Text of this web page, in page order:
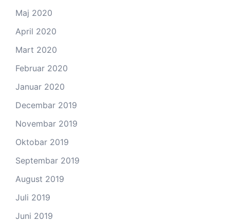
Maj 2020
April 2020
Mart 2020
Februar 2020
Januar 2020
Decembar 2019
Novembar 2019
Oktobar 2019
Septembar 2019
August 2019
Juli 2019
Juni 2019